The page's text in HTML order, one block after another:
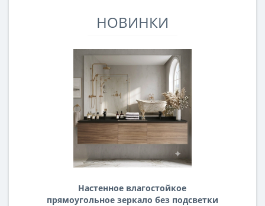
НОВИНКИ
Настенное влагостойкое
прямоугольное зеркало без подсветки